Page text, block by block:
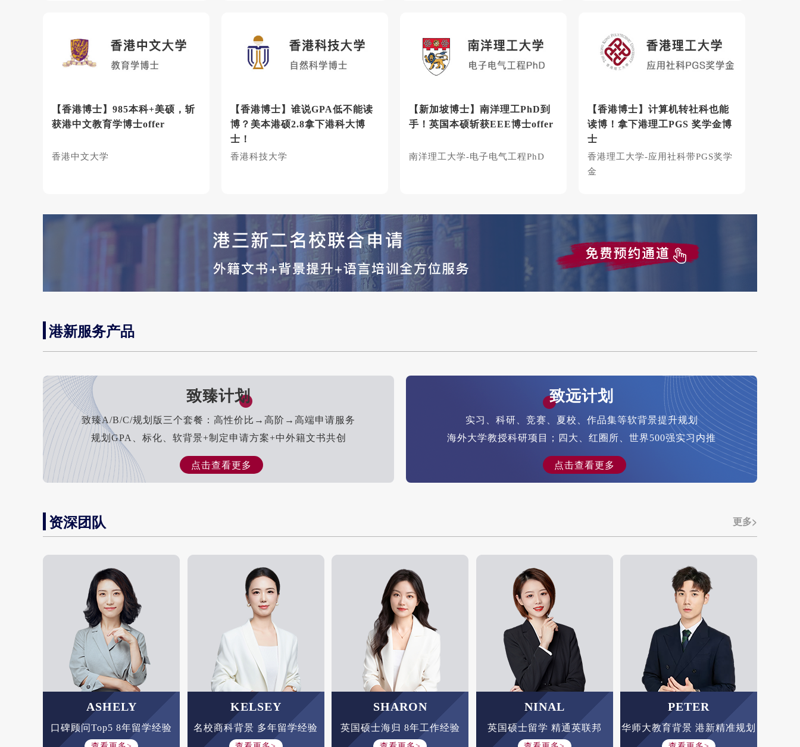
【香港博士】985本科+美硕，斩
获港中文教育学博士offer
香港中文大学
【香港博士】谁说GPA低不能读
博？美本港硕2.8拿下港科大博
士！
香港科技大学
【新加坡博士】南洋理工PhD到
手！英国本硕斩获EEE博士offer
南洋理工大学-电子电气工程PhD
【香港博士】计算机转社科也能
读博！拿下港理工PGS 奖学金博
士
香港理工大学-应用社科带PGS奖学
金
港新服务产品
致臻计划
致臻A/B/C/规划版三个套餐：高性价比→高阶→高端申请服务
规划GPA、标化、软背景+制定申请方案+中外籍文书共创
点击查看更多
致远计划
实习、科研、竞赛、夏校、作品集等软背景提升规划
海外大学教授科研项目；四大、红圈所、世界500强实习内推
点击查看更多
资深团队 更多>
ASHELY
口碑顾问Top5 8年留学经验
KELSEY
名校商科背景 多年留学经验
SHARON
英国硕士海归 8年工作经验
NINAL
英国硕士留学 精通英联邦
PETER
华师大教育背景 港新精准规划